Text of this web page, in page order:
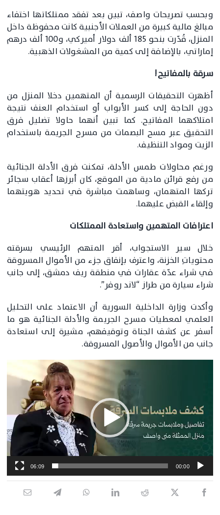
وبحسب تصريحات واصف، تبين بعد تفقد ممتلكاتها اختفاء
مبالغ مالية كبيرة من العملات الأجنبية كانت محفوظة داخل
المنزل، قُدّرت بنحو 185 ألف دولار أميركي، و100 ألف درهم
إماراتي، بالإضافة إلى كمية من المشغولات الذهبية.
سرقة بالمفاتيح!
أظهرت التحقيقات الرسمية أن المتهمين دخلا المنزل من
دون الحاجة إلى كسر الأبواب أو استخدام العنف نتيجة
امتلاكهما المفاتيح. كما تبين أنهما حاولا تضليل فرق
التحقيق عبر مسح البصمات من مسرح الجريمة باستخدام
الزيت ومواد التنظيف.
ورغم محاولات طمس الأدلة، تمكنت فرق الأدلة الجنائية
من رفع قرائن مادية من الموقع، كان أبرزها أعقاب سجائر
تركها المتهمان، وساهمت مباشرة في تحديد هويتهما
وإلقاء القبض عليهما.
اعترافات المتهمين واستعادة الممتلكات
خلال سير الاستجواب، أقر المتهم الرئيسي بسرقته
محتوياتِ الخزنة، واعترف بإنفاق جزء من الأموال المسروقة
في شراء عدّة عقارات في منطقة ريف دمشق، إلى جانب
شراء سيارة من طراز “لاند روفر”.
وأكدت وزارة الداخلية السورية أن الاعتماد على التحليل
العلمي لمعطيات مسرح الجريمة والأدلة الجنائية هو ما
أسفر عن كشف الجناة وتوقيفهم، مشيرة إلى استعادة
جانب من الأموال والأصول المسروقة.
00:00
06:09